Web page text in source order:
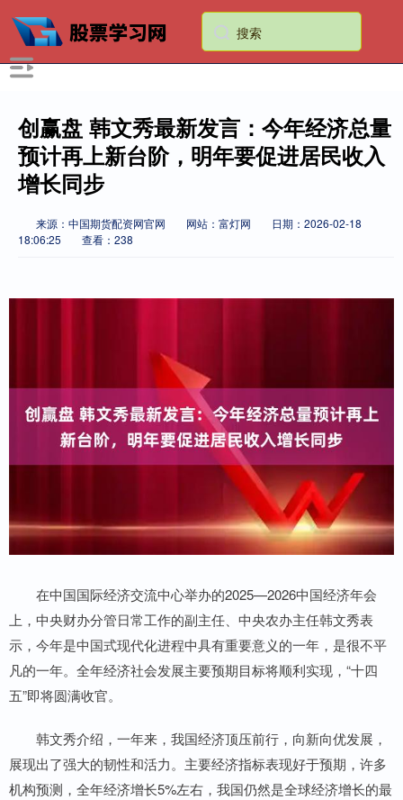
创赢盘 韩文秀最新发言：今年经济总量
预计再上新台阶，明年要促进居民收入
增长同步
来源：中国期货配资网官网 网站：富灯网
日期：2026-02-18
18:06:25
查看：238
在中国国际经济交流中心举办的2025—2026中国经济年会
上，中央财办分管日常工作的副主任、中央农办主任韩文秀表
示，今年是中国式现代化进程中具有重要意义的一年，是很不平
凡的一年。全年经济社会发展主要预期目标将顺利实现，“十四
五”即将圆满收官。
韩文秀介绍，一年来，我国经济顶压前行，向新向优发展，
展现出了强大的韧性和活力。主要经济指标表现好于预期，许多
机构预测，全年经济增长5%左右，我国仍然是全球经济增长的最